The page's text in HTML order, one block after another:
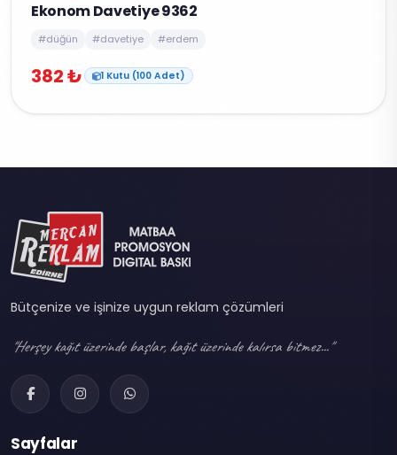
Ekonom Davetiye 9362
#düğün #davetiye #erdem
382 ₺ 1 Kutu (100 Adet)
Bütçenize ve işinize uygun reklam çözümleri
"Herşey kağıt üzerinde başlar, kağıt üzerinde kalırsa bitmez..."
Sayfalar